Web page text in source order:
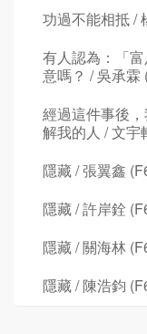
功過不能相抵 /
有人認為：「
意嗎？ / 吳承霖
經過這件事後
解我的人 / 文宇
隱藏 / 張翼鑫
隱藏 / 許岸銓
隱藏 / 關海林
隱藏 / 陳浩鈞